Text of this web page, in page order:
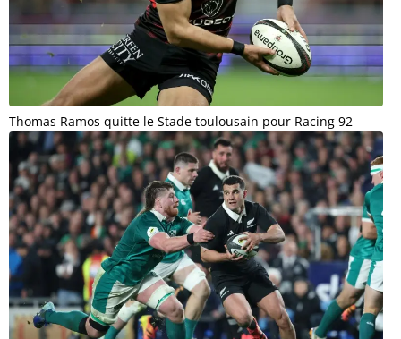
Thomas Ramos quitte le Stade toulousain pour Racing 92